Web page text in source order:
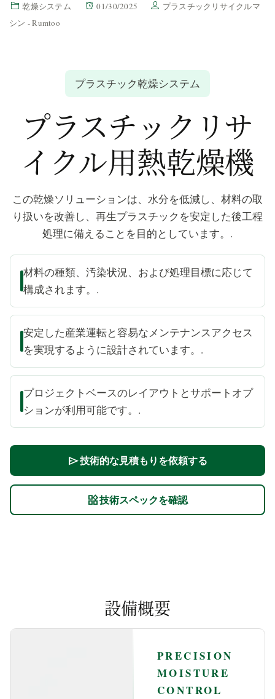
乾燥システム 01/30/2025
プラスチックリサイクルマ
シン - Rumtoo
プラスチック乾燥システム
プラスチックリサ
イクル用熱乾燥機
この乾燥ソリューションは、水分を低減し、材料の取
り扱いを改善し、再生プラスチックを安定した後工程
処理に備えることを目的としています。.
材料の種類、汚染状況、および処理目標に応じて
構成されます。.
安定した産業運転と容易なメンテナンスアクセス
を実現するように設計されています。.
プロジェクトベースのレイアウトとサポートオプ
ションが利用可能です。.
send技術的な見積もりを依頼する
widgets技術スペックを確認
設備概要
PRECISION
MOISTURE
CONTROL